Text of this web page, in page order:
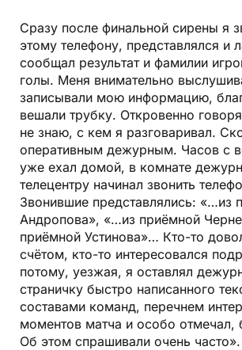
Сразу после финальной сирены я
этому телефону, представлялся и
сообщал результат и фамилии
голы. Меня внимательно
записывали мою информацию,
вешали трубку. Откровенно
не знаю, с кем я разговаривал.
оперативным дежурным. Часов с
уже ехал домой, в комнате
телецентру начинал звонить
Звонившие представлялись: «…из
Андропова», «…из приёмной
приёмной Устинова»… Кто-то
счётом, кто-то интересовался
потому, уезжая, я оставлял
страничку быстро написанного
составами команд, перечнем
моментов матча и особо отмечал,
Об этом спрашивали очень часто».